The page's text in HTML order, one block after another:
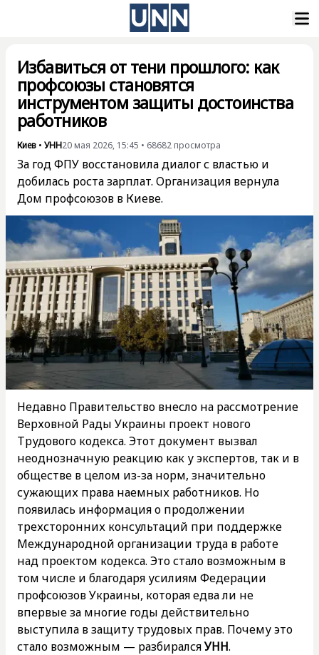
Избавиться от тени прошлого: как
профсоюзы становятся
инструментом защиты достоинства
работников
Киев • УНН20 мая 2026, 15:45 • 68682 просмотра
За год ФПУ восстановила диалог с властью и
добилась роста зарплат. Организация вернула
Дом профсоюзов в Киеве.
Недавно Правительство внесло на рассмотрение
Верховной Рады Украины проект нового
Трудового кодекса. Этот документ вызвал
неоднозначную реакцию как у экспертов, так и в
обществе в целом из-за норм, значительно
сужающих права наемных работников. Но
появилась информация о продолжении
трехсторонних консультаций при поддержке
Международной организации труда в работе
над проектом кодекса. Это стало возможным в
том числе и благодаря усилиям Федерации
профсоюзов Украины, которая едва ли не
впервые за многие годы действительно
выступила в защиту трудовых прав. Почему это
стало возможным — разбиралсяУНН.